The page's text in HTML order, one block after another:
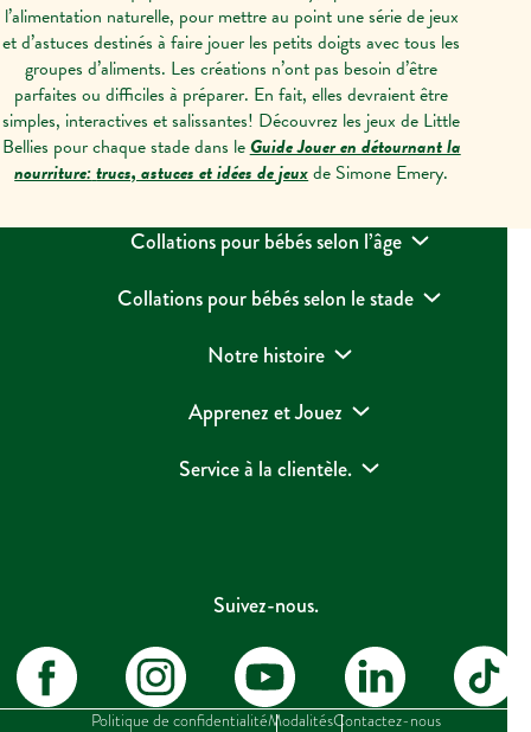
l’alimentation naturelle, pour mettre au point une série de jeux
et d’astuces destinés à faire jouer les petits doigts avec tous les
groupes d’aliments. Les créations n’ont pas besoin d’être
parfaites ou difficiles à préparer. En fait, elles devraient être
simples, interactives et salissantes! Découvrez les jeux de Little
Bellies pour chaque stade dans leGuide Jouer en détournant la
nourriture:trucs, astuces et idées de jeuxde Simone Emery.
Collations pour bébés selon l’âge
Collations pour bébés selon le stade
Notre histoire
Apprenez et Jouez
Service à la clientèle.
Suivez-nous.
Politique de confidentialitéModalitésContactez-nous